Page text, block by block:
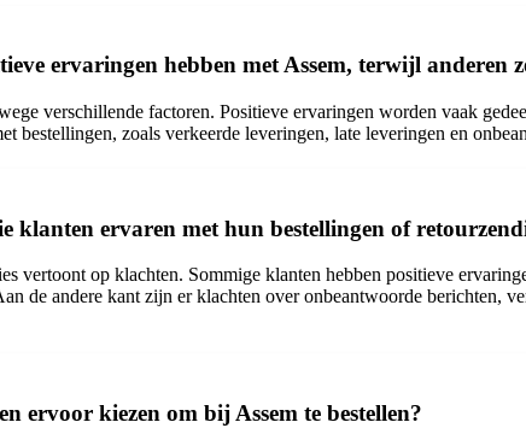
ervaringen hebben met Assem, terwijl anderen
verschillende factoren. Positieve ervaringen worden vaak
bestellingen, zoals verkeerde leveringen, late leveringen en
klanten ervaren met hun bestellingen of
vertoont op klachten. Sommige klanten hebben positieve
de andere kant zijn er klachten over onbeantwoorde berichten,
ervoor kiezen om bij Assem te bestellen?